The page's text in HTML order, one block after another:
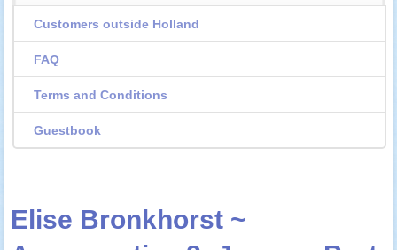
Customers outside Holland
FAQ
Terms and Conditions
Guestbook
Elise Bronkhorst ~